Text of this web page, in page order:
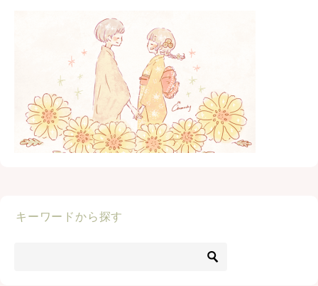
キーワードから探す